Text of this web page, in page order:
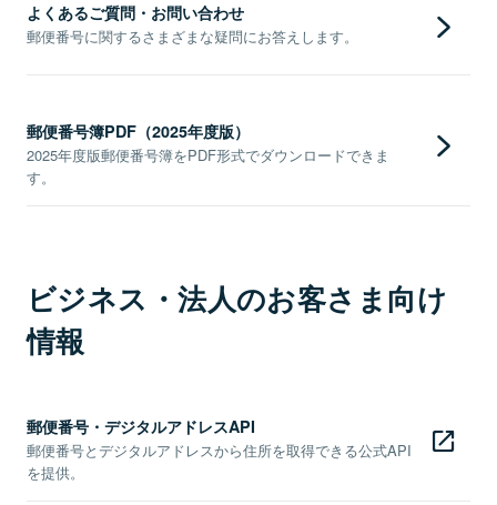
よくあるご質問・お問い合わせ
郵便番号に関するさまざまな疑問にお答えします。
郵便番号簿PDF（2025年度版）
2025年度版郵便番号簿をPDF形式でダウンロードできま
す。
ビジネス・法人のお客さま向け
情報
郵便番号・デジタルアドレスAPI
郵便番号とデジタルアドレスから住所を取得できる公式API
を提供。